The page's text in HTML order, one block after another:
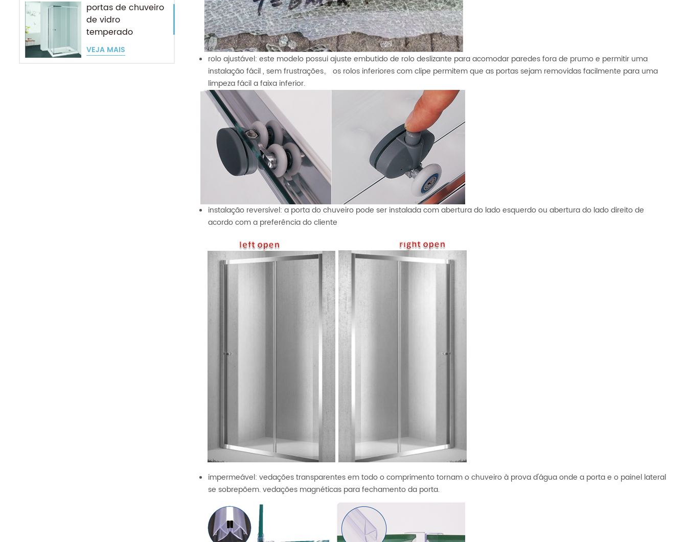
portas de chuveiro
de vidro
temperado
entrada de canto
deslizante
VEJA MAIS
rolo ajustável: este modelo possui ajuste embutido de rolo deslizante para acomodar paredes fora de prumo e permitir uma
instalação fácil , sem frustrações。 os rolos inferiores com clipe permitem que as portas sejam removidas facilmente para uma
limpeza fácil a faixa inferior.
instalação reversível: a porta do chuveiro pode ser instalada com abertura do lado esquerdo ou abertura do lado direito de
acordo com a preferência do cliente
impermeável: vedações transparentes em todo o comprimento tornam o chuveiro à prova d'água onde a porta e o painel lateral
se sobrepõem. vedações magnéticas para fechamento da porta.